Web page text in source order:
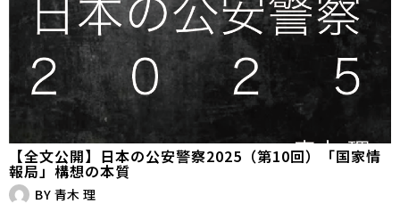
【全文公開】日本の公安警察2025（第10回）「国家情
報局」構想の本質
BY 青木 理